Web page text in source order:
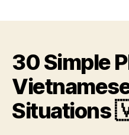
30 Simple
Situations